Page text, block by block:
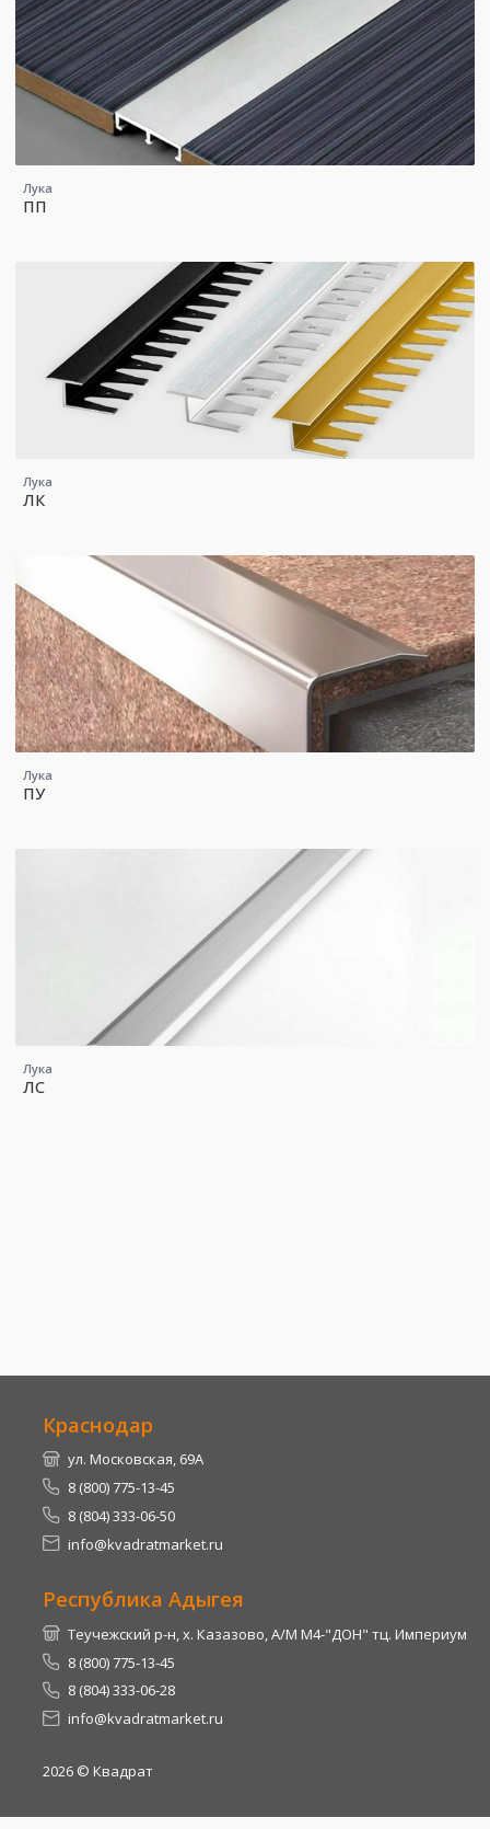
Лука
ПП
Лука
ЛК
Лука
ПУ
Лука
ЛС
Краснодар
ул. Московская, 69А
8 (800) 775-13-45
8 (804) 333-06-50
info@kvadratmarket.ru
Республика Адыгея
Теучежский р-н, х. Казазово, А/М М4-"ДОН" тц. Империум
8 (800) 775-13-45
8 (804) 333-06-28
info@kvadratmarket.ru
2026 © Квадрат